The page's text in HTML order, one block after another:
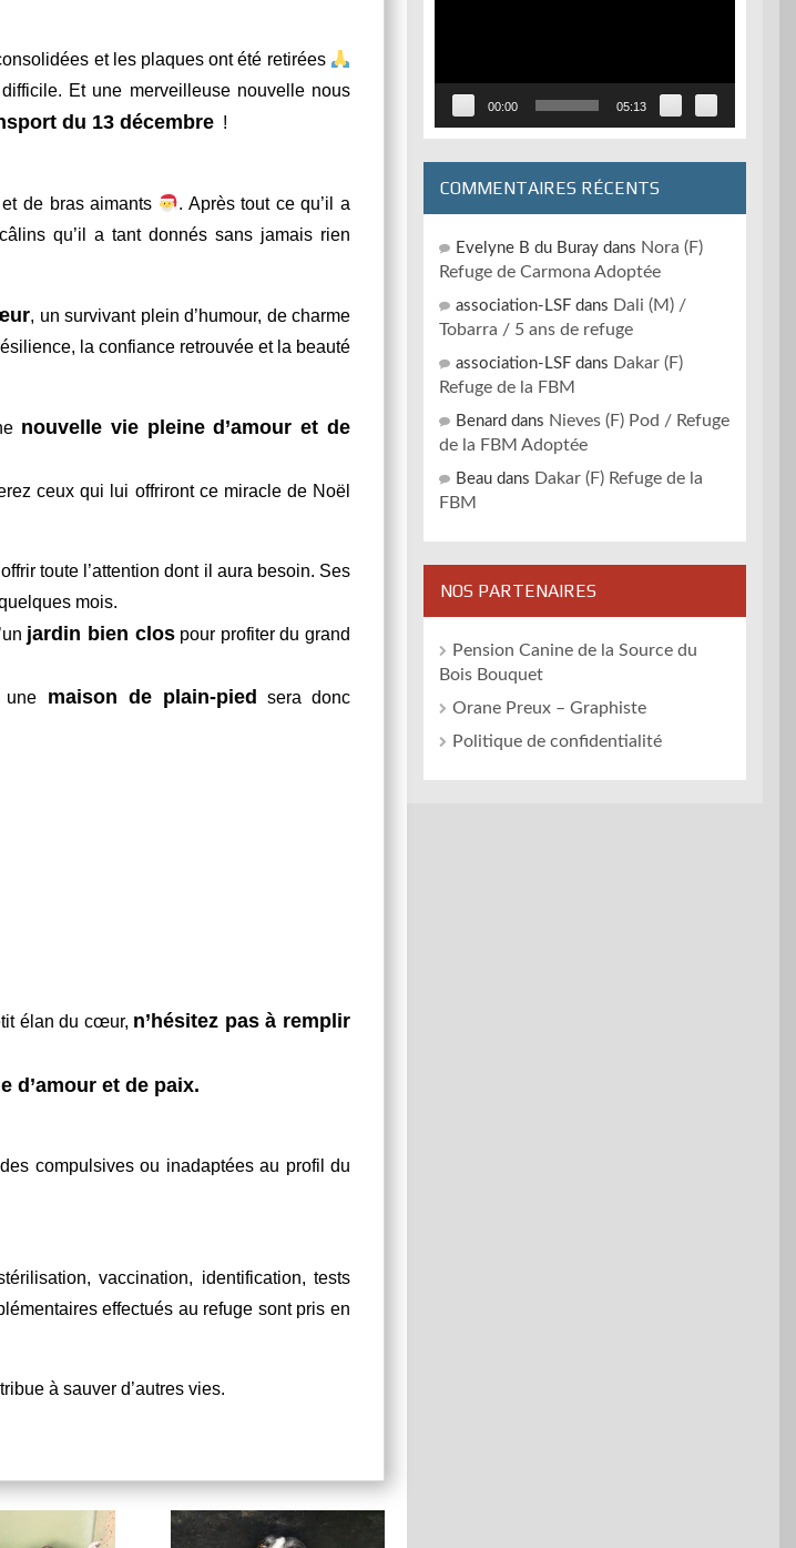
et les plaques ont été retirées
Et une merveilleuse nouvelle nous
du 13 décembre !
de bras aimants
. Après tout ce qu’il a
qu’il a tant donnés sans jamais rien
, un survivant plein d’humour, de charme
la confiance retrouvée et la beauté
nouvelle vie pleine d’amour et de
ceux qui lui offriront ce miracle de Noël
toute l’attention dont il aura besoin. Ses
mois.
jardin bien clospour profiter du grand
une maison de plain-pied
sera donc
élan du cœur, n’hésitez pas à remplir
d’amour et de paix.
compulsives ou inadaptées au profil du
vaccination, identification, tests
effectués au refuge sont pris en
à sauver d’autres vies.
00:00 05:13
COMMENTAIRES RÉCENTS
Evelyne B du Buray dans Nora (F)
Refuge de Carmona Adoptée
association-LSF dans Dali (M) /
Tobarra / 5 ans de refuge
association-LSF dans Dakar (F)
Refuge de la FBM
Benard dans Nieves (F) Pod / Refuge
de la FBM Adoptée
Beau dans Dakar (F) Refuge de la
FBM
NOS PARTENAIRES
Pension Canine de la Source du
Bois Bouquet
Orane Preux – Graphiste
Politique de confidentialité